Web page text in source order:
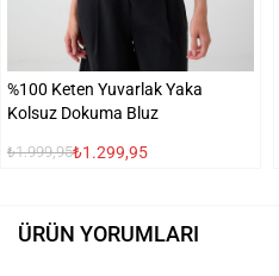
%100 Keten Yuvarlak Yaka
Kolsuz Dokuma Bluz
₺1.999,95₺1.299,95
ÜRÜN YORUMLARI